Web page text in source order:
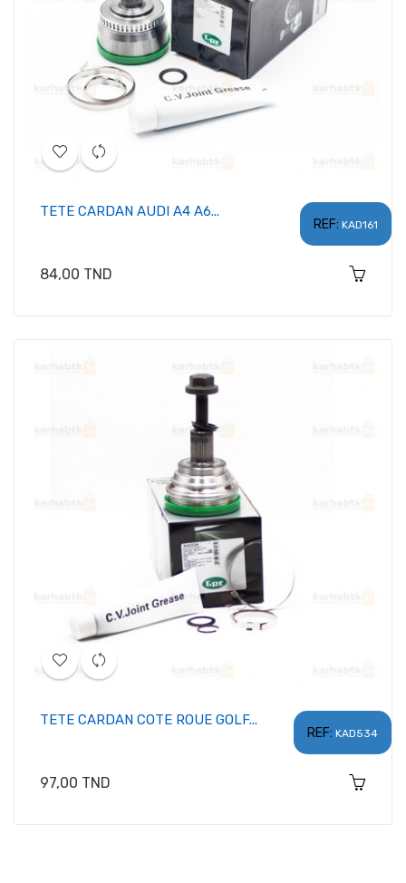
REF: KAD161
TETE CARDAN AUDI A4 A6...
Prix
84,00 TND
REF: KAD534
TETE CARDAN COTE ROUE GOLF...
Prix
97,00 TND